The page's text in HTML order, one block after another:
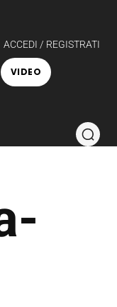
ACCEDI / REGISTRATI
VIDEO